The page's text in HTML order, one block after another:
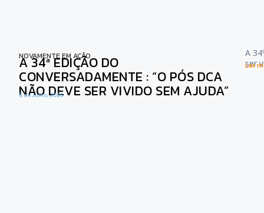
NOVAMENTE EM AÇÃO
A 34ª EDIÇÃO DO
CONVERSADAMENTE : “O PÓS DCA
NÃO DEVE SER VIVIDO SEM AJUDA”
6 de Julho, 2026
A
ser
Ler